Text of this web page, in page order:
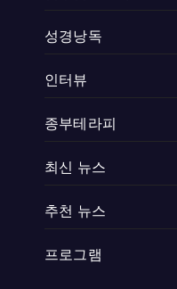
성경낭독
인터뷰
종부테라피
최신 뉴스
추천 뉴스
프로그램